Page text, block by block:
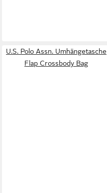
U.S. Polo Assn. Umhängetasche
Flap Crossbody Bag